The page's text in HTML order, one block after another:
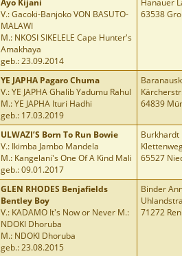
V.: Gacoki-Banjoko VON BASUTO-
MALAWI
M.: NKOSI SIKELELE Cape Hunter's
Amakhaya
geb.: 23.09.2014
63538
YE JAPHA Pagaro Chuma
V.: YE JAPHA Ghalib Yadumu Rahul
M.: YE JAPHA Ituri Hadhi
geb.: 17.03.2019
64839
ULWAZI’S Born To Run Bowie
V.: Ikimba Jambo Mandela
M.: Kangelani's One Of A Kind Mali
geb.: 09.01.2017
Burkhardt
65527
GLEN RHODES Benjafields
Bentley Boy
V.: KADAMO It's Now or Never M.:
NDOKI Dhoruba
M.: NDOKI Dhoruba
geb.: 23.08.2015
Binder
71272